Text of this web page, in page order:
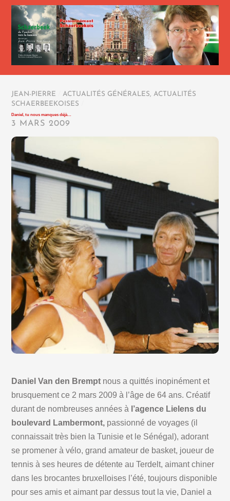
JEAN-PIERRE ACTUALITÉS GÉNÉRALES,ACTUALITÉS
SCHAERBEEKOISES
Daniel, tu nous manques déjà…
3 MARS 2009
Daniel Van den Brempt nous a quittés inopinément et
brusquement ce 2 mars 2009 à l’âge de 64 ans. Créatif
durant de nombreuses années à l’agence Lielens du
boulevard Lambermont, passionné de voyages (il
connaissait très bien la Tunisie et le Sénégal), adorant
se promener à vélo, grand amateur de basket, joueur de
tennis à ses heures de détente au Terdelt, aimant chiner
dans les brocantes bruxelloises l’été, toujours disponible
pour ses amis et aimant par dessus tout la vie, Daniel a